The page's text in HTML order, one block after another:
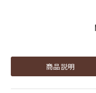
商品説明